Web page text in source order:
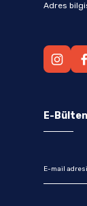
Adres
E-